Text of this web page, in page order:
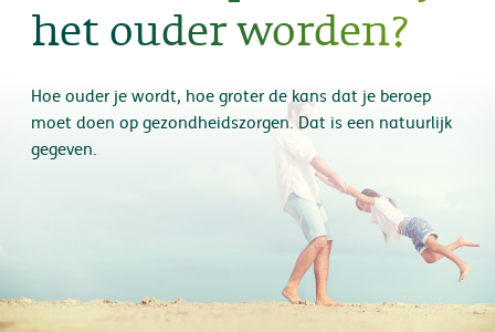
het ouder worden?
Hoe ouder je wordt, hoe groter de kans dat je beroep
moet doen op gezondheidszorgen. Dat is een natuurlijk
gegeven.